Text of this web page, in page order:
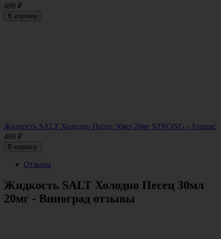
490 ₽
В корзину
Жидкость SALT Холодно Песец 30мл 20мг STRONG - Ананас
490 ₽
В корзину
Отзывы
Жидкость SALT Холодно Песец 30мл
20мг - Виноград отзывы